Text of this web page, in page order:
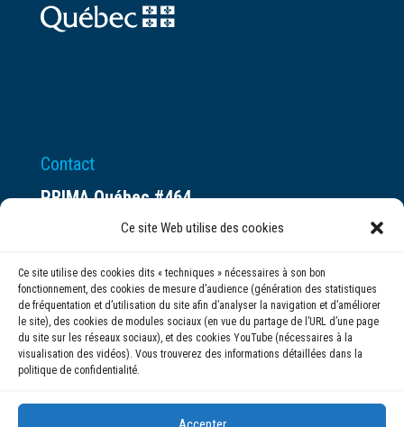
Ce site Web utilise des cookies
Ce site utilise des cookies dits « techniques » nécessaires à son bon
fonctionnement, des cookies de mesure d’audience (génération des statistiques
de fréquentation et d’utilisation du site afin d’analyser la navigation et d’améliorer
le site), des cookies de modules sociaux (en vue du partage de l’URL d’une page
du site sur les réseaux sociaux), et des cookies YouTube (nécessaires à la
visualisation des vidéos). Vous trouverez des informations détaillées dans la
politique de confidentialité.
Contact
PRIMA Québec #464
Espace ax.c
Montréal (QC) H3C 0B4
(514) 284-0211